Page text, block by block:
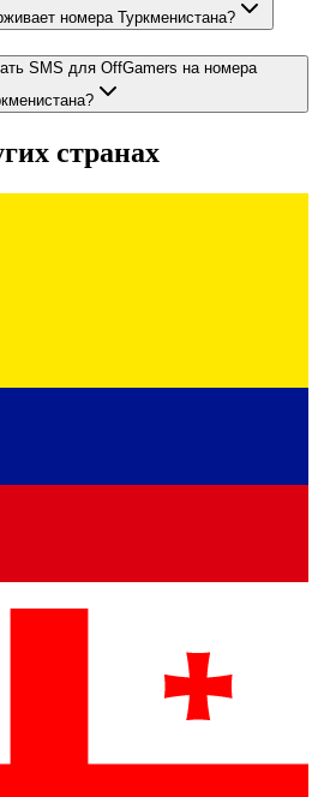
номера Туркменистана?
SMS для OffGamers на номера
странах